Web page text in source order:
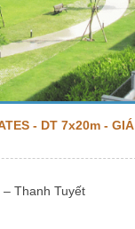
- DT 7x20m - GIÁ
Thanh Tuyết